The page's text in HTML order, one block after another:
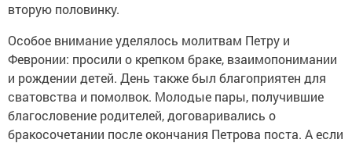
вторую половинку.
Особое внимание уделялось молитвам Петру и
Февронии: просили о крепком браке, взаимопонимании
и рождении детей. День также был благоприятен для
сватовства и помолвок. Молодые пары, получившие
благословение родителей, договаривались о
бракосочетании после окончания Петрова поста. А если